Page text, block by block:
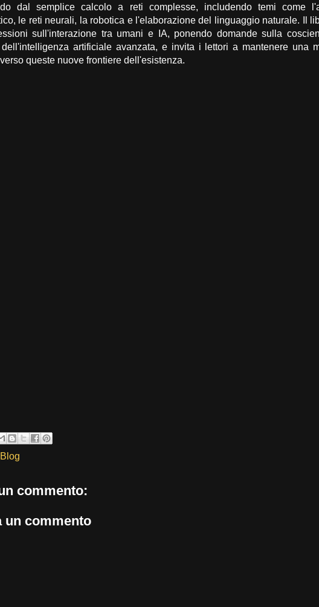
dal semplice calcolo a reti complesse, includendo temi come
le reti neurali, la robotica e l'elaborazione del linguaggio naturale. Il
sull'interazione tra umani e IA, ponendo domande sulla
artificiale avanzata, e invita i lettori a mantenere una
queste nuove frontiere dell'esistenza.
Blog
commento:
un commento